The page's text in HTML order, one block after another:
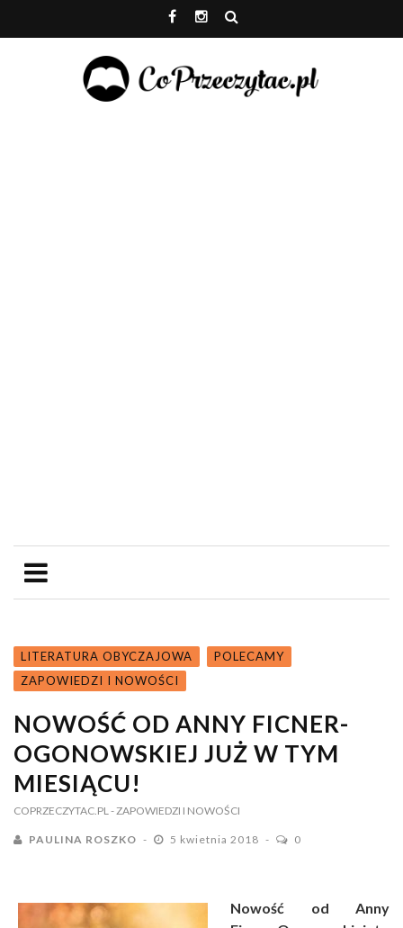
LITERATURA OBYCZAJOWA
POLECAMY
ZAPOWIEDZI I NOWOŚCI
NOWOŚĆ OD ANNY FICNER-
OGONOWSKIEJ JUŻ W TYM
MIESIĄCU!
COPRZECZYTAC.PL - ZAPOWIEDZI I NOWOŚCI
PAULINA ROSZKO 5 kwietnia 2018 0
Nowość od Anny